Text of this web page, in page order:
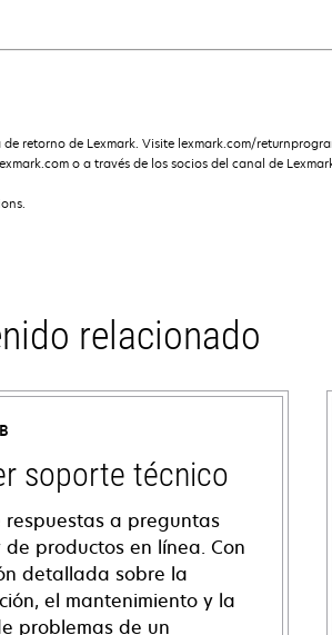
retorno de Lexmark. Visite lexmark.com/
o a través de los socios del canal de
relacionado
soporte técnico
respuestas a preguntas
de productos en línea. Con
detallada sobre la
el mantenimiento y la
problemas de un